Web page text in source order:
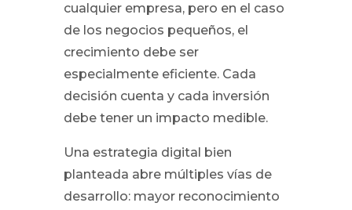
cualquier empresa, pero en el caso
de los negocios pequeños, el
crecimiento debe ser
especialmente eficiente. Cada
decisión cuenta y cada inversión
debe tener un impacto medible.
Una estrategia digital bien
planteada abre múltiples vías de
desarrollo: mayor reconocimiento